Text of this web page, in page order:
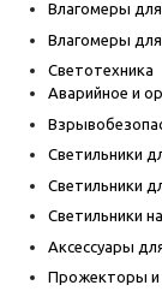
Влагомеры для
Влагомеры
Светотехника
Аварийное и
Светильники
Светильники
Светильники
Аксессуары
Прожекторы и